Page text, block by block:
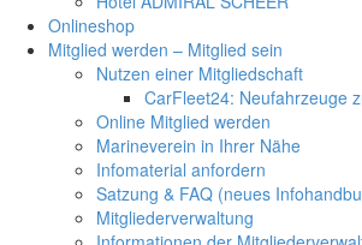
Onlineshop
Mitglied werden – Mitglied sein
Nutzen einer Mitgliedschaft
CarFleet24: Neufahrzeuge
Online Mitglied werden
Marineverein in Ihrer Nähe
Infomaterial anfordern
Satzung & FAQ (neues
Mitgliederverwaltung